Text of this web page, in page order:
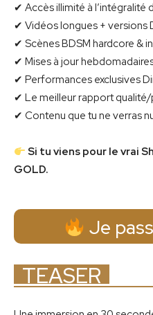
✔ Accès illimité à l’intégralité
✔ Vidéos longues + versions
✔ Scènes BDSM hardcore &
✔ Mises à jour
✔ Performances exclusives
✔ Le meilleur rapport qualité/
✔ Contenu que tu ne verras
Si tu viens pour le vrai
GOLD.
Je
TEASER